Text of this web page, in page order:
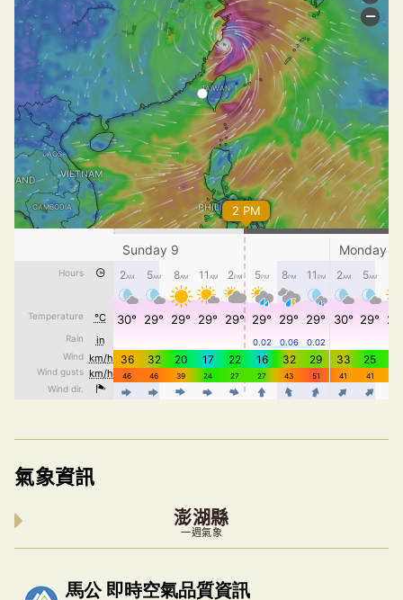
氣象資訊
澎湖縣
一週氣象
內嵌空氣品質小工具為視覺預覽，完整即時空